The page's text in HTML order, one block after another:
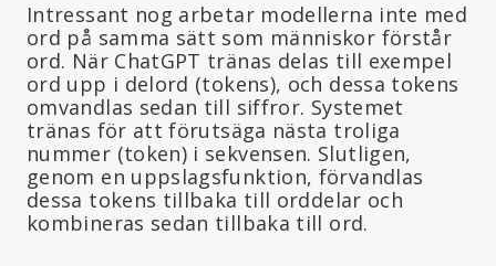
Intressant nog arbetar modellerna inte med
ord på samma sätt som människor förstår
ord. När ChatGPT tränas delas till exempel
ord upp i delord (tokens), och dessa tokens
omvandlas sedan till siffror. Systemet
tränas för att förutsäga nästa troliga
nummer (token) i sekvensen. Slutligen,
genom en uppslagsfunktion, förvandlas
dessa tokens tillbaka till orddelar och
kombineras sedan tillbaka till ord.